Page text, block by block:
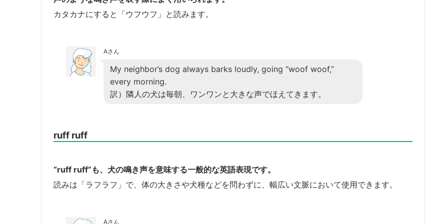
カタカナにすると「ウフウフ」と読みます。
Aさん
My neighbor’s dog always barks loudly, going “woof woof,”
every morning.
訳）隣人の犬は毎朝、ワンワンと大きな声でほえてきます。
ruff ruff
“ruff ruff”も、犬の鳴き声を意味する一般的な英語表現です。
読みは「ラフラフ」で、体の大きさや犬種などを問わずに、幅広い文脈において使用できます。
Aさん